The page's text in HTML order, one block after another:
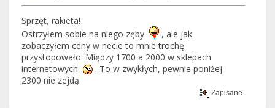
Sprzęt, rakieta!
Ostrzyłem sobie na niego zęby
, ale jak
zobaczyłem ceny w necie to mnie trochę
przystopowało. Między 1700 a 2000 w sklepach
internetowych
. To w zwykłych, pewnie poniżej
2300 nie zejdą.
Zapisane